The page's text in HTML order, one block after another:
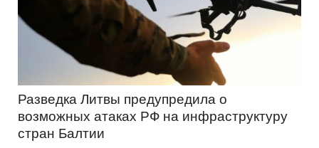
Разведка Литвы предупредила о
возможных атаках РФ на инфраструктуру
стран Балтии